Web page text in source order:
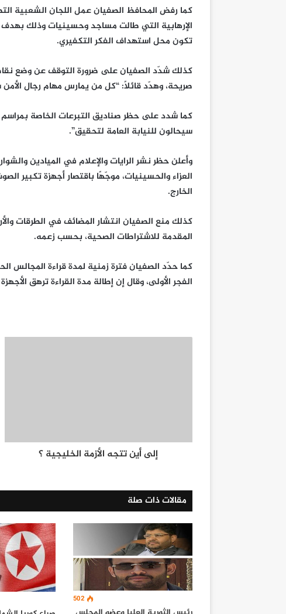
كما رفض المحافظ الصفيان عمل اللجان الشعبية
الإرهابية التي طالت مساجد وحسينيات وذلك بهدف
تكون محل استهداف الفكر التكفيري.
كذلك شدّد الصفيان على ضرورة التوقف عن وضع
صريحة، وهدّد قائلًا: “كل من يمارس مهام رجال
كما شدد على حظر صناديق التبرعات الخاصة بمراسم
سيحالون للنيابة العامة لتحقيق”.
وأعلن حظر نشر الرايات والإعلام في الميادين
العزاء والحسينيات، موجّهًا باقتصار أجهزة تكبير
الخارج.
كذلك منع الصفيان انتشار المضائف في الطرقات
المقدمة للاشتراطات الصحية، بحسب زعمه.
كما حدّد الصفيان فترة زمنية لمدة قراءة المجالس
الفجر الأولى، وقال إن إطالة مدة القراءة ترهق الأجهزة
إلى أين تتجه الأزمة الخليجية ؟
مقالات ذات صلة
502